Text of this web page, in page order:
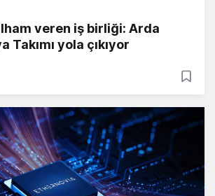
veren iş birliği: Arda
Takımı yola çıkıyor